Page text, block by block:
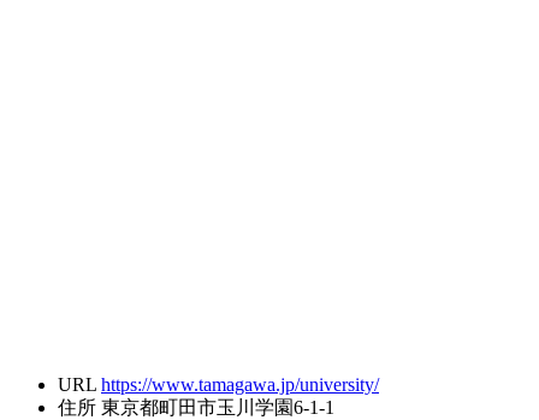
URL https://www.tamagawa.jp/university/
住所 東京都町田市玉川学園6-1-1